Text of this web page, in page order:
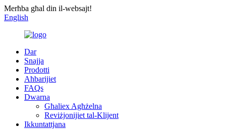
Merħba għal din il-websajt!
English
Dar
Snajja
Prodotti
Aħbarijiet
FAQs
Dwarna
Għaliex Agħżelna
Reviżjonijiet tal-Klijent
Ikkuntattjana